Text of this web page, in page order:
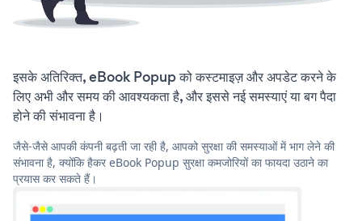
इसके अतिरिक्त, eBook Popup को कस्टमाइज़ और अपडेट करने के
लिए अभी और समय की आवश्यकता है, और इससे नई समस्याएं या बग पैदा
होने की संभावना है।
जैसे-जैसे आपकी कंपनी बढ़ती जा रही है, आपको सुरक्षा की समस्याओं में भाग लेने की
संभावना है, क्योंकि हैकर eBook Popup सुरक्षा कमजोरियों का फायदा उठाने का
प्रयास कर सकते हैं।